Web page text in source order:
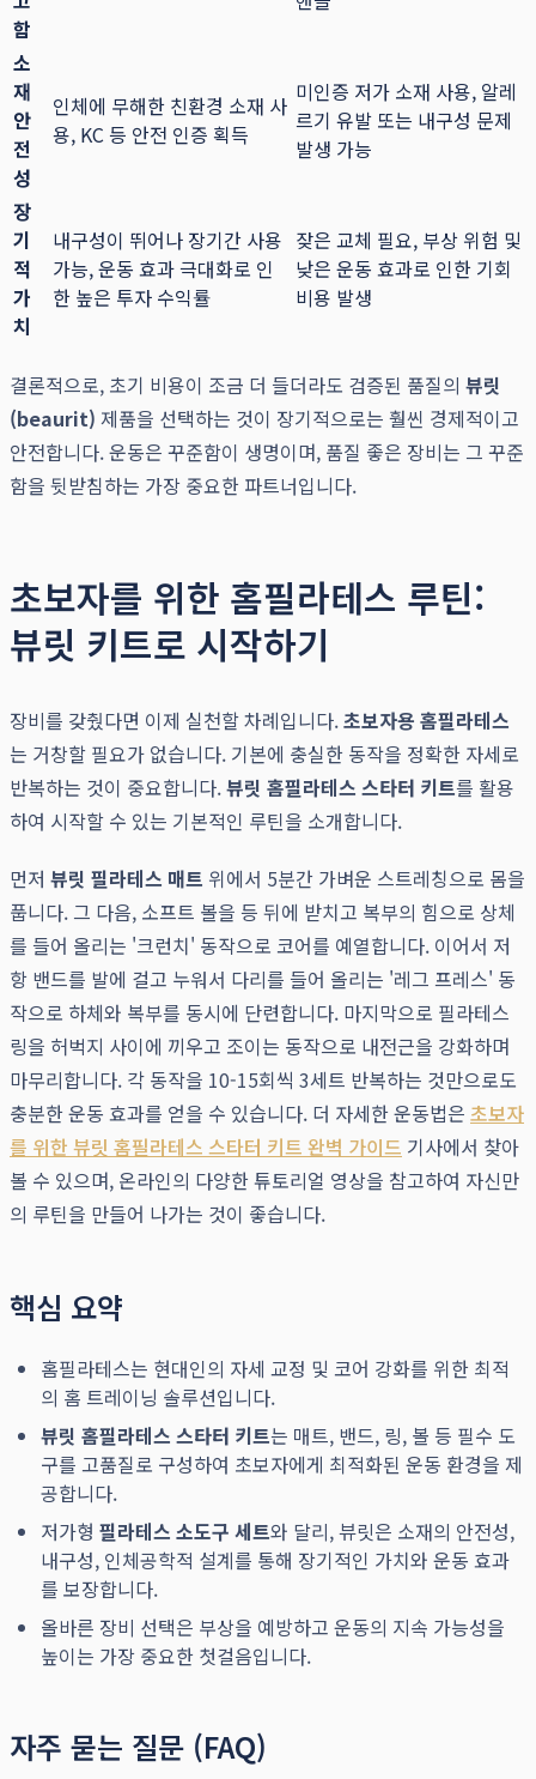
함
소
재
안
전
성
인체에 무해한 친환경 소재 사
용, KC 등 안전 인증 획득
미인증 저가 소재 사용, 알레
르기 유발 또는 내구성 문제
발생 가능
장
기
적
가
치
내구성이 뛰어나 장기간 사용
가능, 운동 효과 극대화로 인
한 높은 투자 수익률
잦은 교체 필요, 부상 위험 및
낮은 운동 효과로 인한 기회
비용 발생
결론적으로, 초기 비용이 조금 더 들더라도 검증된 품질의 뷰릿
(beaurit) 제품을 선택하는 것이 장기적으로는 훨씬 경제적이고
안전합니다. 운동은 꾸준함이 생명이며, 품질 좋은 장비는 그 꾸준
함을 뒷받침하는 가장 중요한 파트너입니다.
초보자를 위한 홈필라테스 루틴:
뷰릿 키트로 시작하기
장비를 갖췄다면 이제 실천할 차례입니다.초보자용 홈필라테스
는 거창할 필요가 없습니다. 기본에 충실한 동작을 정확한 자세로
반복하는 것이 중요합니다.뷰릿 홈필라테스 스타터 키트를 활용
하여 시작할 수 있는 기본적인 루틴을 소개합니다.
먼저 뷰릿 필라테스 매트 위에서 5분간 가벼운 스트레칭으로 몸을
풉니다. 그 다음, 소프트 볼을 등 뒤에 받치고 복부의 힘으로 상체
를 들어 올리는 '크런치' 동작으로 코어를 예열합니다. 이어서 저
항 밴드를 발에 걸고 누워서 다리를 들어 올리는 '레그 프레스' 동
작으로 하체와 복부를 동시에 단련합니다. 마지막으로 필라테스
링을 허벅지 사이에 끼우고 조이는 동작으로 내전근을 강화하며
마무리합니다. 각 동작을 10-15회씩 3세트 반복하는 것만으로도
충분한 운동 효과를 얻을 수 있습니다. 더 자세한 운동법은 초보자
를 위한 뷰릿 홈필라테스 스타터 키트 완벽 가이드 기사에서 찾아
볼 수 있으며, 온라인의 다양한 튜토리얼 영상을 참고하여 자신만
의 루틴을 만들어 나가는 것이 좋습니다.
핵심 요약
홈필라테스는 현대인의 자세 교정 및 코어 강화를 위한 최적
의 홈 트레이닝 솔루션입니다.
뷰릿 홈필라테스 스타터 키트는 매트, 밴드, 링, 볼 등 필수 도
구를 고품질로 구성하여 초보자에게 최적화된 운동 환경을 제
공합니다.
저가형 필라테스 소도구 세트와 달리, 뷰릿은 소재의 안전성,
내구성, 인체공학적 설계를 통해 장기적인 가치와 운동 효과
를 보장합니다.
올바른 장비 선택은 부상을 예방하고 운동의 지속 가능성을
높이는 가장 중요한 첫걸음입니다.
자주 묻는 질문 (FAQ)